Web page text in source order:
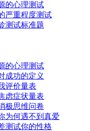
的心理测试
严重程度测试
测试标准题
的心理测试
成功的定义
评价量表
虑症状量表
极思维问卷
为何遇不到真爱
测试你的性格